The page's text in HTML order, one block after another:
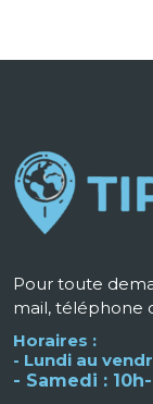
Pour toute
mail, téléphone
Horaires :
- Lundi au
- Samedi : 10h-